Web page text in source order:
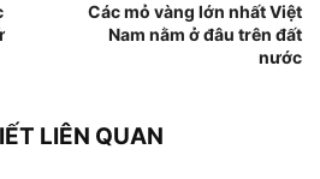
Các mỏ vàng lớn nhất Việt
Nam nằm ở đâu trên đất
nước
LIÊN QUAN